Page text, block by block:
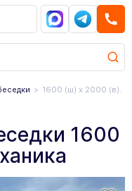
1600 (ш) х 2000 (в).
1600